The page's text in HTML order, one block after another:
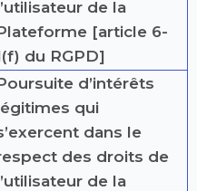
de la
[article 6-
du RGPD]
d’intérêts
qui
dans le
des droits de
de la